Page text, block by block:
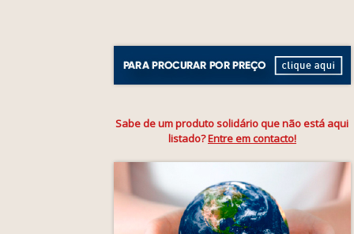
Sabe de um produto solidário que não está aqui
listado?Entre em contacto!